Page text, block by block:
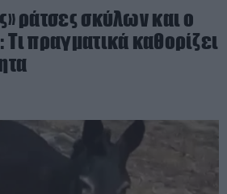
ράτσες σκύλων και ο
πραγματικά καθορίζει